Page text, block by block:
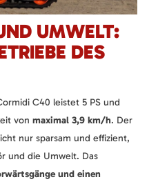
UMWELT:
DES
C40 leistet 5 PS und
von maximal 3,9 km/h. Der
nur sparsam und effizient,
und die Umwelt. Das
und einen